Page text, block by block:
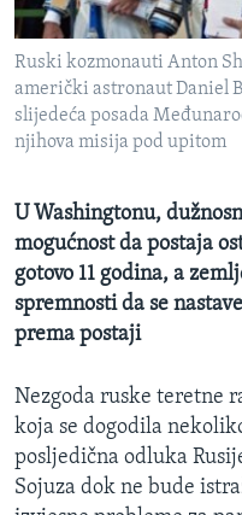
MAGAZIN
O GLASU AMERIKE
Learning English
Jezici
Ruski kozmonauti Anton
američki astronaut Daniel
slijedeća posada
njihova misija pod upitom
U Washingtonu,
mogućnost da postaja
gotovo 11 godina, a
spremnosti da se
prema postaji
Nezgoda ruske teretne
koja se dogodila
posljedična odluka
Sojuza dok ne bude